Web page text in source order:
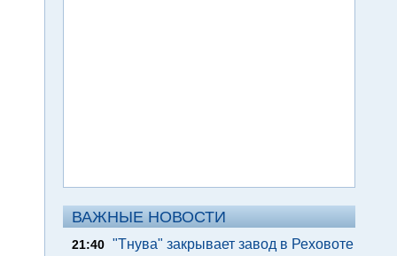
ВАЖНЫЕ НОВОСТИ
21:40 "Тнува" закрывает завод в Реховоте